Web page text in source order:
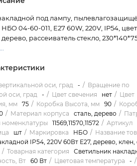
под лампу,
04-60-011, E27 60W, 220V, IP54, цвет
рассеиватель стекло,
оси, град -
Вращение по
оси, град
- Цвет свечения нет Цвет
мм
75 Коробка Высота, мм 90
Материал корпуса сталь, дерево
номенклатуры 11569,11570,11572 Артикул
шт Маркировка НБО
Название
IP54, 220V 60Вт Е27, дерево, клен,
Товарная категория
Светильник
Вт 60 Вт Цветовая температура -